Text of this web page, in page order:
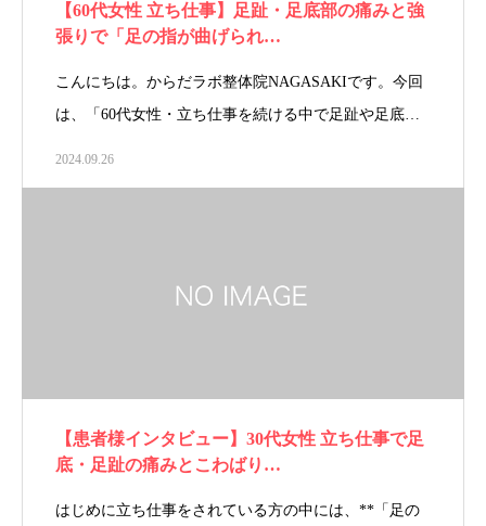
【60代女性 立ち仕事】足趾・足底部の痛みと強
張りで「足の指が曲げられ…
こんにちは。からだラボ整体院NAGASAKIです。今回
は、「60代女性・立ち仕事を続ける中で足趾や足底…
2024.09.26
【患者様インタビュー】30代女性 立ち仕事で足
底・足趾の痛みとこわばり…
はじめに立ち仕事をされている方の中には、**「足の